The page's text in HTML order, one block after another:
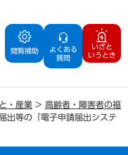
閲覧補助
よくある
質問
いざと
いうとき
・産業 > 高齢者・障害者の福
出等の「電子申請届出システ